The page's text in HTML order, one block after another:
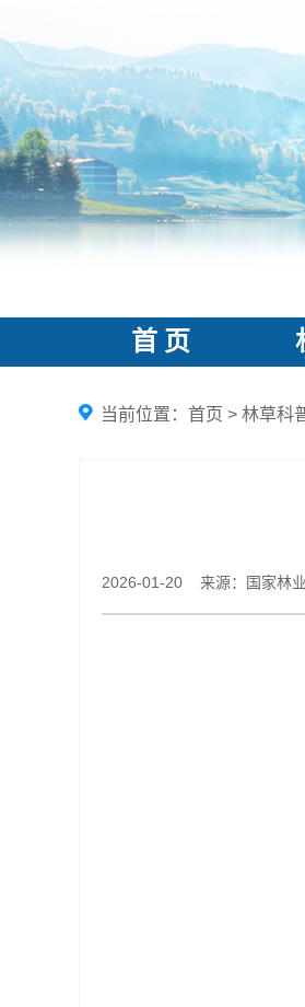
首 页
当前位置： 首页 > 林草科
2026-01-20 来源：国家林